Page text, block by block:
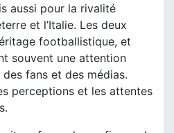
aussi pour la rivalité
et l’Italie. Les deux
footballistique, et
souvent une attention
fans et des médias.
perceptions et les attentes